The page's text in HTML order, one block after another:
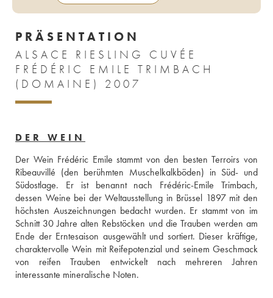
PRÄSENTATION
ALSACE RIESLING CUVÉE
FRÉDÉRIC EMILE TRIMBACH
(DOMAINE) 2007
DER WEIN
Der Wein Frédéric Emile stammt von den besten Terroirs von
Ribeauvillé (den berühmten Muschelkalkböden) in Süd- und
Südostlage. Er ist benannt nach Frédéric-Emile Trimbach,
dessen Weine bei der Weltausstellung in Brüssel 1897 mit den
höchsten Auszeichnungen bedacht wurden. Er stammt von im
Schnitt 30 Jahre alten Rebstöcken und die Trauben werden am
Ende der Erntesaison ausgewählt und sortiert. Dieser kräftige,
charaktervolle Wein mit Reifepotenzial und seinem Geschmack
von reifen Trauben entwickelt nach mehreren Jahren
interessante mineralische Noten.